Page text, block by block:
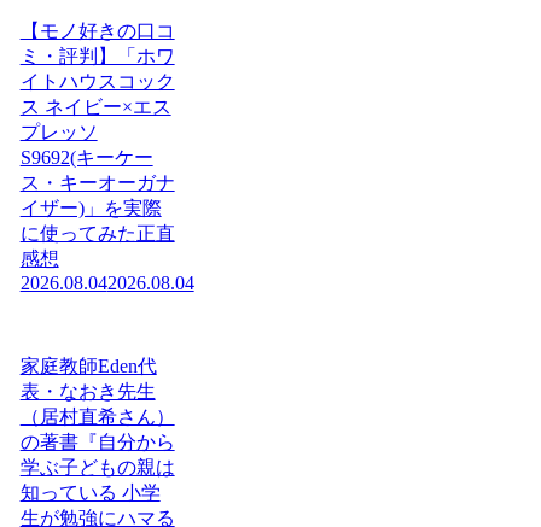
【モノ好きの口コ
ミ・評判】「ホワ
イトハウスコック
ス ネイビー×エス
プレッソ
S9692(キーケー
ス・キーオーガナ
イザー)」を実際
に使ってみた正直
感想
2026.08.042026.08.04
家庭教師Eden代
表・なおき先生
（居村直希さん）
の著書『自分から
学ぶ子どもの親は
知っている 小学
生が勉強にハマる